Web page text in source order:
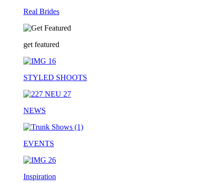
Real Brides
get featured
STYLED SHOOTS
NEWS
EVENTS
Inspiration